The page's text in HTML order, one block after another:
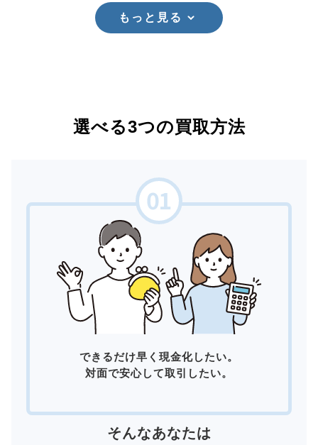
もっと見る
選べる3つの買取方法
できるだけ早く現金化したい。
対面で安心して取引したい。
そんなあなたは